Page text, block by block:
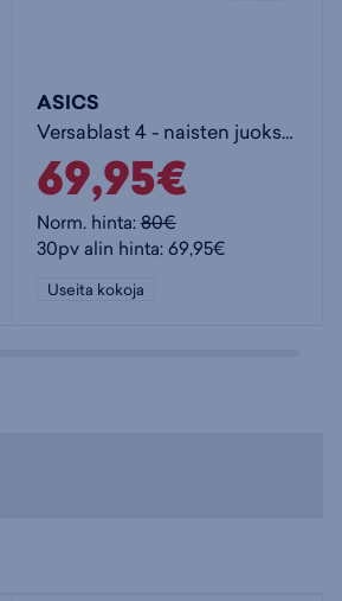
ASICS
Versablast 4 - naisten juoksukengät
69,95€
Norm. hinta:80€
30pv alin hinta: 69,95€
Useita kokoja